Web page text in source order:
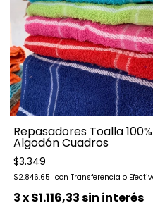
Repasadores Toalla 100%
Algodón Cuadros
$3.349
$2.846,65
3x$1.116,33sin interés